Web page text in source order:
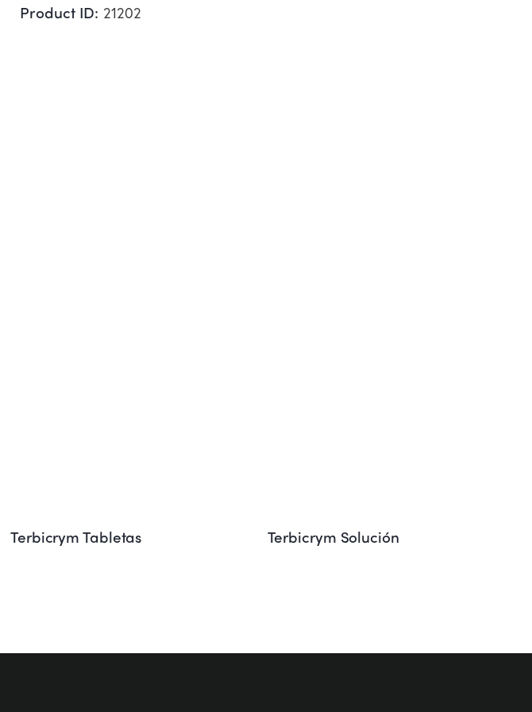
Product ID: 21202
Terbicrym Tabletas Terbicrym Solución